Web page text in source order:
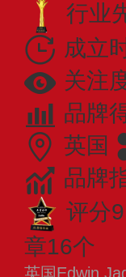
行业
成立
关注
品牌
英国
品牌
评分9
章16个
英国Edwin